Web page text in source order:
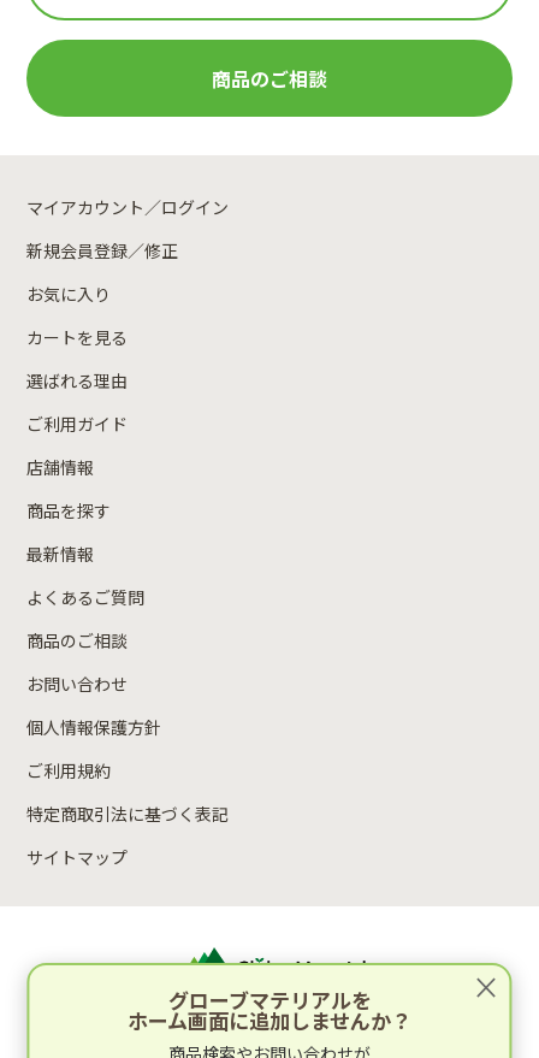
商品のご相談
マイアカウント／ログイン
新規会員登録／修正
お気に入り
カートを見る
選ばれる理由
ご利用ガイド
店舗情報
商品を探す
最新情報
よくあるご質問
商品のご相談
お問い合わせ
個人情報保護方針
ご利用規約
特定商取引法に基づく表記
サイトマップ
運営：林木材株式会社
×
グローブマテリアルを
ホーム画面に追加しませんか？
商品検索やお問い合わせが